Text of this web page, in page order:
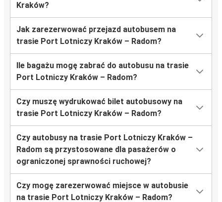
Kraków?
Jak zarezerwować przejazd autobusem na
trasie Port Lotniczy Kraków – Radom?
Ile bagażu mogę zabrać do autobusu na trasie
Port Lotniczy Kraków – Radom?
Czy muszę wydrukować bilet autobusowy na
trasie Port Lotniczy Kraków – Radom?
Czy autobusy na trasie Port Lotniczy Kraków –
Radom są przystosowane dla pasażerów o
ograniczonej sprawności ruchowej?
Czy mogę zarezerwować miejsce w autobusie
na trasie Port Lotniczy Kraków – Radom?